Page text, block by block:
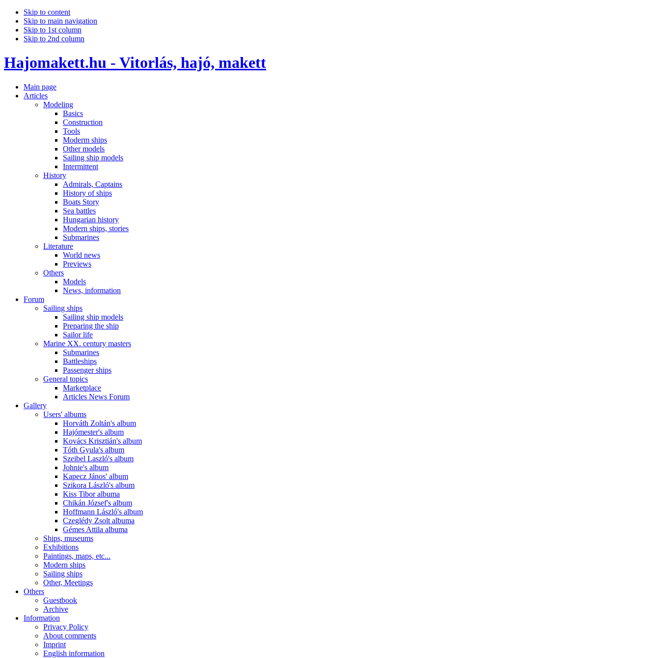
Skip to content
Skip to main navigation
Skip to 1st column
Skip to 2nd column
Hajomakett.hu - Vitorlás, hajó, makett
Main page
Articles
Modeling
Basics
Construction
Tools
Moderm ships
Other models
Sailing ship models
Intermittent
History
Admirals, Captains
History of ships
Boats Story
Sea battles
Hungarian history
Modern ships, stories
Submarines
Literature
World news
Previews
Others
Models
News, information
Forum
Sailing ships
Sailing ship models
Preparing the ship
Sailor life
Marine XX. century masters
Submarines
Battleships
Passenger ships
General topics
Marketplace
Articles News Forum
Gallery
Users' albums
Horváth Zoltán's album
Hajómester's album
Kovács Krisztián's album
Tóth Gyula's album
Szeibel Laszló's album
Johnie's album
Kapecz János' album
Szikora László's album
Kiss Tibor albuma
Chikán József's album
Hoffmann László's album
Czeglédy Zsolt albuma
Gémes Attila albuma
Ships, museums
Exhibitions
Paintings, maps, etc...
Modern ships
Sailing ships
Other, Meetings
Others
Guestbook
Archive
Information
Privacy Policy
About comments
Imprint
English information